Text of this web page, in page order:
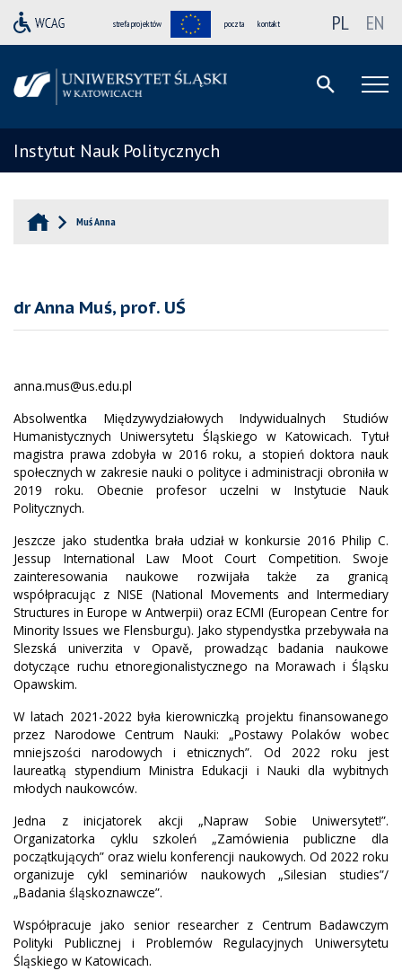
strefa projektów poczta kontakt PL EN
Instytut Nauk Politycznych
Muś Anna
dr Anna Muś, prof. UŚ
anna.mus@us.edu.pl
Absolwentka Międzywydziałowych Indywidualnych Studiów
Humanistycznych Uniwersytetu Śląskiego w Katowicach. Tytuł
magistra prawa zdobyła w 2016 roku, a stopień doktora nauk
społecznych w zakresie nauki o polityce i administracji obroniła w
2019 roku. Obecnie profesor uczelni w Instytucie Nauk
Politycznych.
Jeszcze jako studentka brała udział w konkursie 2016 Philip C.
Jessup International Law Moot Court Competition. Swoje
zainteresowania naukowe rozwijała także za granicą
współpracując z NISE (National Movements and Intermediary
Structures in Europe w Antwerpii) oraz ECMI (European Centre for
Minority Issues we Flensburgu). Jako stypendystka przebywała na
Slezská univerzita v Opavě, prowadząc badania naukowe
dotyczące ruchu etnoregionalistycznego na Morawach i Śląsku
Opawskim.
W latach 2021-2022 była kierowniczką projektu finansowanego
przez Narodowe Centrum Nauki: „Postawy Polaków wobec
mniejszości narodowych i etnicznych”. Od 2022 roku jest
laureatką stypendium Ministra Edukacji i Nauki dla wybitnych
młodych naukowców.
Jedna z inicjatorek akcji „Napraw Sobie Uniwersytet!”.
Organizatorka cyklu szkoleń „Zamówienia publiczne dla
początkujących” oraz wielu konferencji naukowych. Od 2022 roku
organizuje cykl seminariów naukowych „Silesian studies”/
„Badania śląskoznawcze”.
Współpracuje jako senior researcher z Centrum Badawczym
Polityki Publicznej i Problemów Regulacyjnych Uniwersytetu
Śląskiego w Katowicach.